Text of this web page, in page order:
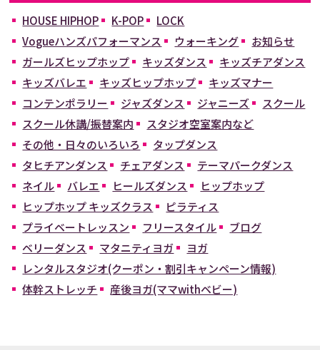
HOUSE HIPHOP K-POP
LOCK
Vogueハンズパフォーマンス
ウォーキング
お知らせ
ガールズヒップホップ
キッズダンス
キッズチアダンス
キッズバレエ
キッズヒップホップ
キッズマナー
コンテンポラリー
ジャズダンス ジャニーズ
スクール
スクール休講/振替案内
スタジオ空室案内など
その他・日々のいろいろ
タップダンス
タヒチアンダンス
チェアダンス
テーマパークダンス
ネイル
バレエ ヒールズダンス
ヒップホップ
ヒップホップ キッズクラス
ピラティス
プライベートレッスン
フリースタイル
ブログ
ベリーダンス
マタニティヨガ
ヨガ
レンタルスタジオ(クーポン・割引キャンペーン情報)
体幹ストレッチ
産後ヨガ(ママwithベビー)